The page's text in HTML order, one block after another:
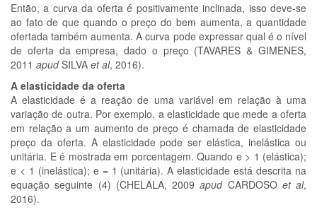
Então, a curva da oferta é positivamente inclinada, isso deve-se
ao fato de que quando o preço do bem aumenta, a quantidade
ofertada também aumenta. A curva pode expressar qual é o nível
de oferta da empresa, dado o preço (TAVARES & GIMENES,
2011 apudSILVA et al, 2016).
A elasticidade da oferta
A elasticidade é a reação de uma variável em relação à uma
variação de outra. Por exemplo, a elasticidade que mede a oferta
em relação a um aumento de preço é chamada de elasticidade
preço da oferta. A elasticidade pode ser elástica, inelástica ou
unitária. E é mostrada em porcentagem. Quando e > 1 (elástica);
e < 1 (inelástica); e = 1 (unitária). A elasticidade está descrita na
equação seguinte (4) (CHELALA, 2009apudCARDOSO et al,
2016).